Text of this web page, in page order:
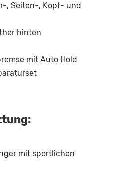
, Seiten-, Kopf- und
hinten
mit Auto Hold
mit sportlichen